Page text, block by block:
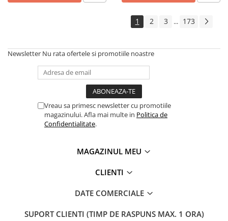
1 2 3 ... 173
Newsletter Nu rata ofertele si promotiile noastre
Vreau sa primesc newsletter cu promotiile
magazinului. Afla mai multe in Politica de
Confidentialitate.
MAGAZINUL MEU
CLIENTI
DATE COMERCIALE
SUPORT CLIENTI (TIMP DE RASPUNS MAX. 1 ORA)